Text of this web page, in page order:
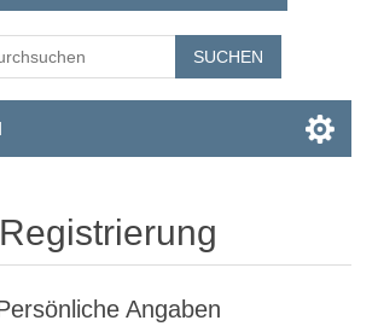
Registrierung
Angaben